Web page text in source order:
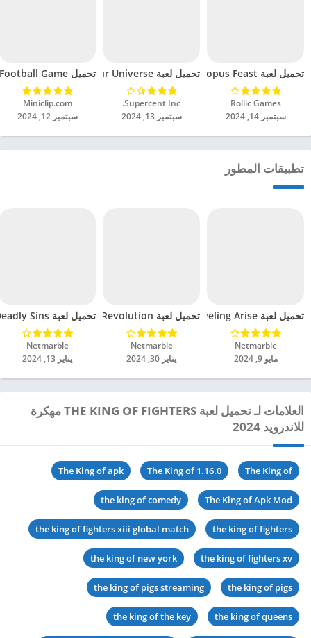
تحميل لعبة Octopus Feast مهكرة للاندرويد 2024
Rollic Games‏
سبتمبر 14, 2024
تحميل لعبة Dinosaur Universe مهكرة للاندرويد 2024
Supercent Inc.‏
سبتمبر 13, 2024
تحميل Soccer Hero PvP Football Game مهكرة للاندرويد 2024
Miniclip.com‏
سبتمبر 12, 2024
تطبيقات المطور
تحميل لعبة Solo Leveling Arise مهكرة للاندرويد 2024
Netmarble‏
مايو 9, 2024
تحميل لعبة Lineage 2 Revolution مهكرة للاندرويد 2024
Netmarble‏
يناير 30, 2024
تحميل لعبة The Seven Deadly Sins مهكرة للاندرويد 2024
Netmarble‏
يناير 13, 2024
العلامات لـ تحميل لعبة THE KING OF FIGHTERS مهكرة
للاندرويد 2024
The King of
The King of 1.16.0
The King of apk
The King of Apk Mod
the king of comedy
the king of fighters
the king of fighters xiii global match
the king of fighters xv
the king of new york
the king of pigs
the king of pigs streaming
the king of queens
the king of the key